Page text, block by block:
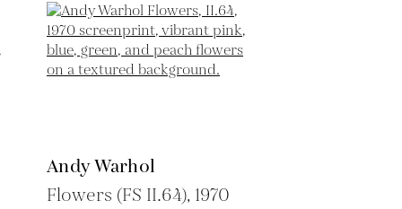
Andy Warhol
Flowers (FS II.64), 1970